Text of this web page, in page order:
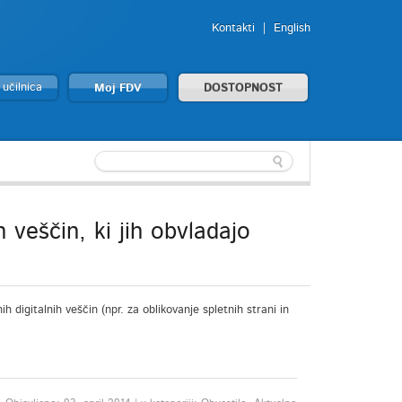
Kontakti English
učilnica Moj FDV DOSTOPNOST
veščin, ki jih obvladajo
digitalnih veščin (npr. za oblikovanje spletnih strani in